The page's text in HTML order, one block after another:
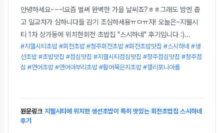
안녕하세요~~~!요즘 벌써 완벽한 가을 날씨죠?ㅎㅎ그래도 밤엔 춥
고 일교차가 심하니다들 감기 조심하세용ㅠㅁㅠ자! 오늘은~지웰시
티 1차 상가동에 위치한회전 초밥집 "스시하네" 후기입니다 :)...
#지웰시티초밥 #회전초밥 #청주회전초밥 #회전초밥맛집 #스시하네 #생
선초밥 #초밥맛집 #점심맛집 #지웰시티점심맛집 #청주점심맛집 #청주점
심 #연어초밥 #연어아부리초밥 #활어묵은지초밥 #캘리포니아롤
원문링크 지웰시티에 위치한 생선초밥이 특히 맛있는 회전초밥집 스시하네
후기